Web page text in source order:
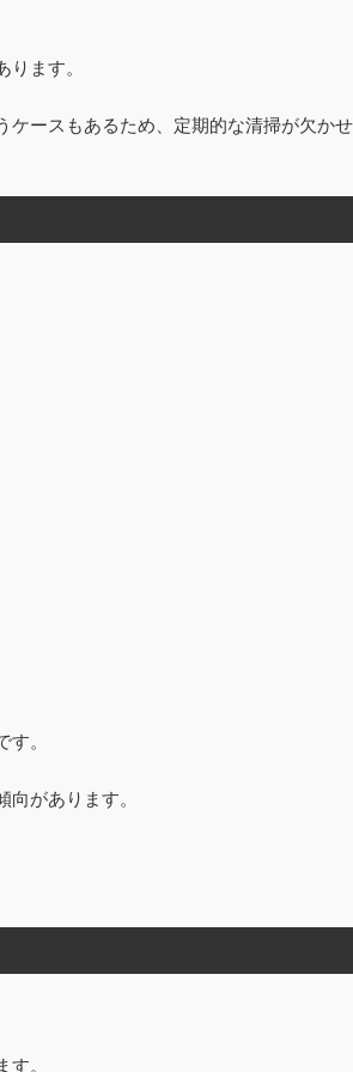
ます。
ースもあるため、定期的な清掃が欠か
。
があります。
。